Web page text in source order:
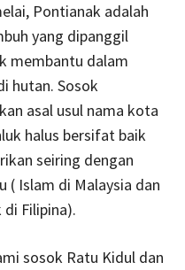
Pontianak adalah
yang dipanggil
membantu dalam
hutan. Sosok
asal usul nama kota
halus bersifat baik
seiring dengan
( Islam di Malaysia dan
Filipina).
sosok Ratu Kidul dan